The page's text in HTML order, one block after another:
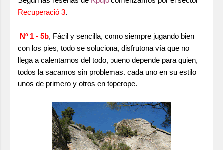
Recuperació 3.
Nº 1 - 5b, Fácil y sencilla, como siempre jugando bien
con los pies, todo se soluciona, disfrutona vía que no
llega a calentarnos del todo, bueno depende para quien,
todos la sacamos sin problemas, cada uno en su estilo
unos de primero y otros en toperope.